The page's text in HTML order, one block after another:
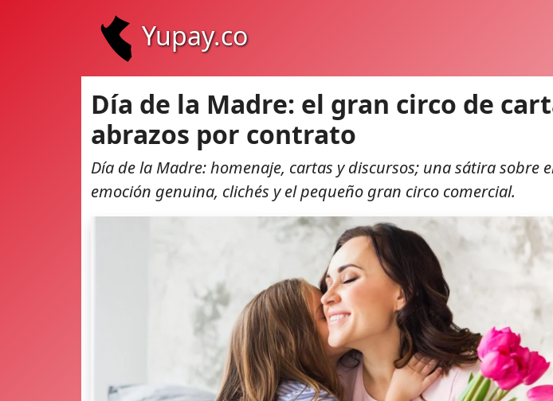
Yupay.co
Día de la Madre: el gran circo de
abrazos por contrato
Día de la Madre: homenaje, cartas y discursos; una sátira sobre
emoción genuina, clichés y el pequeño gran circo comercial.